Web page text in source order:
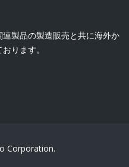
製品の製造販売と共に海外か
ります。
Corporation.